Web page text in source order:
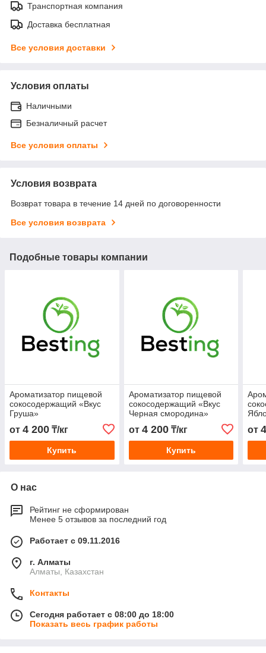
Транспортная компания
Доставка бесплатная
Все условия доставки
Условия оплаты
Наличными
Безналичный расчет
Все условия оплаты
Условия возврата
Возврат товара в течение 14 дней по договоренности
Все условия возврата
Подобные товары компании
Ароматизатор пищевой
сокосодержащий «Вкус
Груша»
от 4 200 ₸/кг
Купить
Ароматизатор пищевой
сокосодержащий «Вкус
Черная смородина»
от 4 200₸/кг
Купить
от
О нас
Рейтинг не сформирован
Менее 5 отзывов за последний год
Работает с 09.11.2016
г. Алматы
Алматы, Казахстан
Контакты
Сегодня работает с 08:00 до 18:00
Показать весь график работы